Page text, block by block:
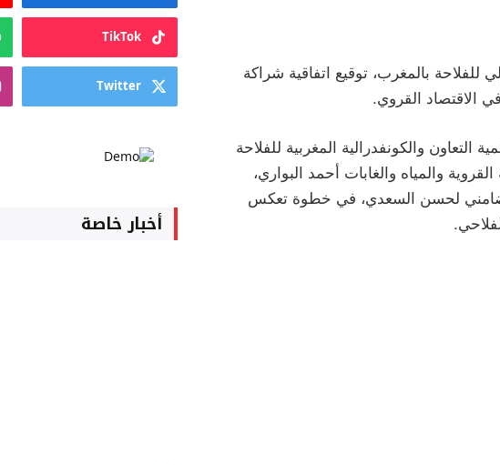
بالمغرب، توقيع اتفاقية شراكة
الاقتصاد القروي.
والكونفدرالية المغربية للفلاحة
والمياه والغابات أحمد البواري،
لحسن السعدي، في خطوة تعكس
TikTok
Twitter
أخبار خاصة